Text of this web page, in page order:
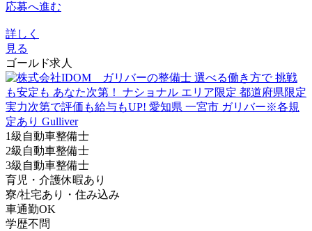
応募へ進む
詳しく
見る
ゴールド求人
1級自動車整備士
2級自動車整備士
3級自動車整備士
育児・介護休暇あり
寮/社宅あり・住み込み
車通勤OK
学歴不問